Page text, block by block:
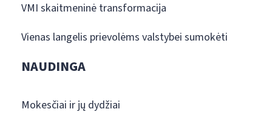
VMI skaitmeninė transformacija
Vienas langelis prievolėms valstybei sumokėti
NAUDINGA
Mokesčiai ir jų dydžiai